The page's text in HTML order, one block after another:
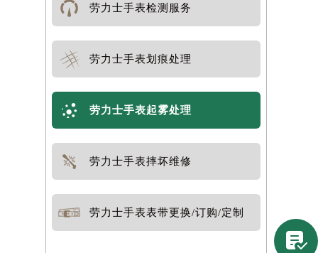
劳力士手表检测服务
劳力士手表划痕处理
劳力士手表起雾处理
劳力士手表摔坏维修
劳力士手表表带更换/订购/定制
